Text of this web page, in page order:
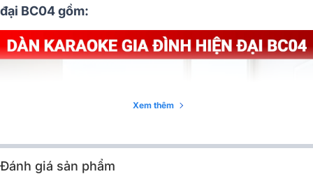
đại BC04 gồm:
Xem thêm
Đánh giá sản phẩm